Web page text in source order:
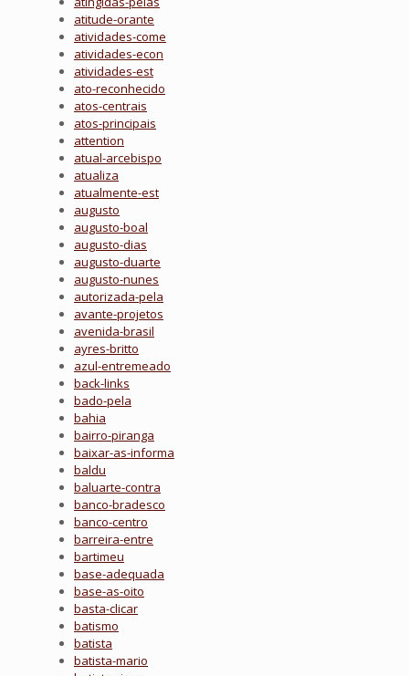
atitude-orante
atividades-come
atividades-econ
atividades-est
ato-reconhecido
atos-centrais
atos-principais
attention
atual-arcebispo
atualiza
atualmente-est
augusto
augusto-boal
augusto-dias
augusto-duarte
augusto-nunes
autorizada-pela
avante-projetos
avenida-brasil
ayres-britto
azul-entremeado
back-links
bado-pela
bahia
bairro-piranga
baixar-as-informa
baldu
baluarte-contra
banco-bradesco
banco-centro
barreira-entre
bartimeu
base-adequada
base-as-oito
basta-clicar
batismo
batista
batista-mario